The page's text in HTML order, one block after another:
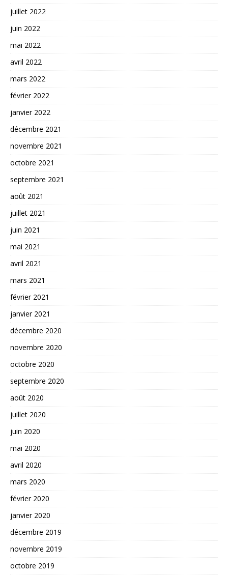
juillet 2022
juin 2022
mai 2022
avril 2022
mars 2022
février 2022
janvier 2022
décembre 2021
novembre 2021
octobre 2021
septembre 2021
août 2021
juillet 2021
juin 2021
mai 2021
avril 2021
mars 2021
février 2021
janvier 2021
décembre 2020
novembre 2020
octobre 2020
septembre 2020
août 2020
juillet 2020
juin 2020
mai 2020
avril 2020
mars 2020
février 2020
janvier 2020
décembre 2019
novembre 2019
octobre 2019